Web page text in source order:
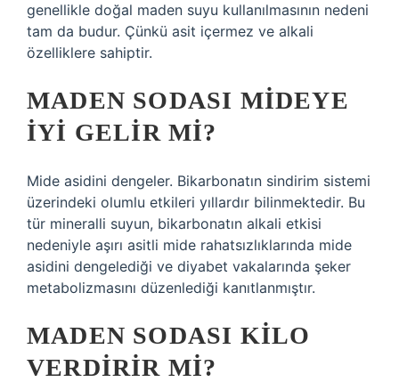
genellikle doğal maden suyu kullanılmasının nedeni
tam da budur. Çünkü asit içermez ve alkali
özelliklere sahiptir.
MADEN SODASI MIDEYE
IYI GELIR MI?
Mide asidini dengeler. Bikarbonatın sindirim sistemi
üzerindeki olumlu etkileri yıllardır bilinmektedir. Bu
tür mineralli suyun, bikarbonatın alkali etkisi
nedeniyle aşırı asitli mide rahatsızlıklarında mide
asidini dengelediği ve diyabet vakalarında şeker
metabolizmasını düzenlediği kanıtlanmıştır.
MADEN SODASI KILO
VERDIRIR MI?